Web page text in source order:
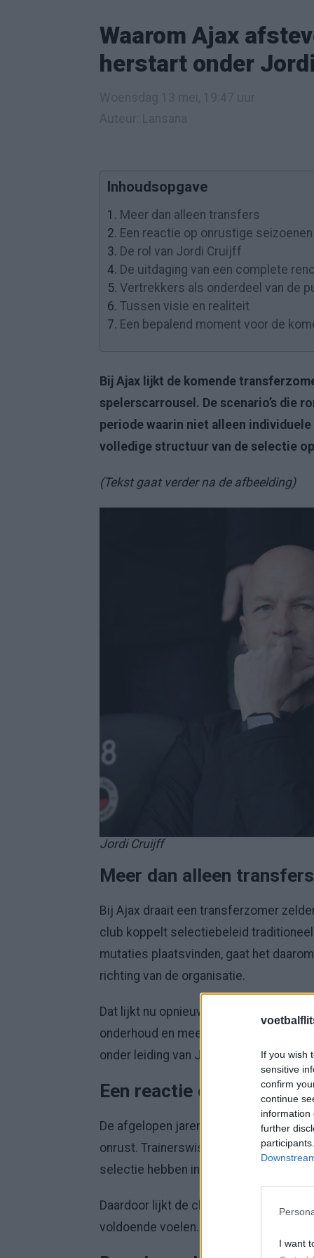
If you wish
sensitive
confirm
continue
information
further
I want
Waarom Ajax
herstart onder
Inhoudsopgave
1. Meer dan alleen transfers
2. Een reactie op onrustige seizoenen
3. De rol van Jordi Cruijff
4. De uitdaging van een complete
5. Vertrekkers als onderdeel van de
6. Tussen visie en realiteit
7. Een bepalend moment voor de
Bij Ajax lijkt de komende
spelerscarrousel. De scenario’s die
periode waarin niet alleen
volledige structuur van de selectie
(Tekst gaat verder na de afbeelding)
Jordi Cruijff
Meer dan alleen transfers
Bij Ajax draait een transferzomer
club koppelt selectiebeleid traditioneel
mutaties plaatsvinden, gaat het
richting van de organisatie.
Dat lijkt nu opnieuw het geval. De
onderhoud en meer als een poging
onder leiding van Jordi Cruijff.
Een reactie op onrustige
De afgelopen jaren kende Ajax
onrust. Trainerswissels, wisselend
selectie hebben invloed gehad op de
Daardoor lijkt de club nu op een punt
voldoende voelen. Een grotere